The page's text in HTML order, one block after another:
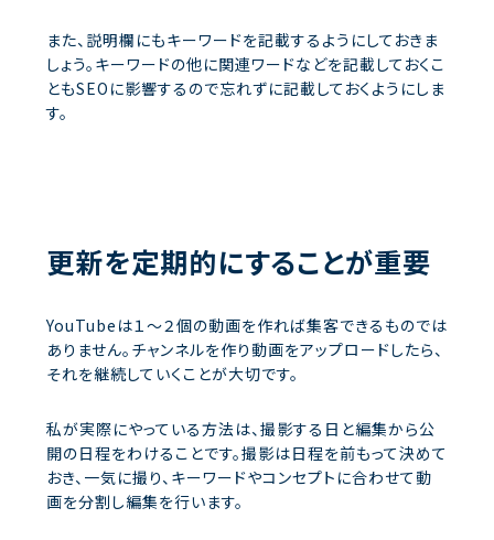
また、説明欄にもキーワードを記載するようにしておきま
しょう。キーワードの他に関連ワードなどを記載しておくこ
ともSEOに影響するので忘れずに記載しておくようにしま
す。
更新を定期的にすることが重要
YouTubeは１～２個の動画を作れば集客できるものでは
ありません。チャンネルを作り動画をアップロードしたら、
それを継続していくことが大切です。
私が実際にやっている方法は、撮影する日と編集から公
開の日程をわけることです。撮影は日程を前もって決めて
おき、一気に撮り、キーワードやコンセプトに合わせて動
画を分割し編集を行います。